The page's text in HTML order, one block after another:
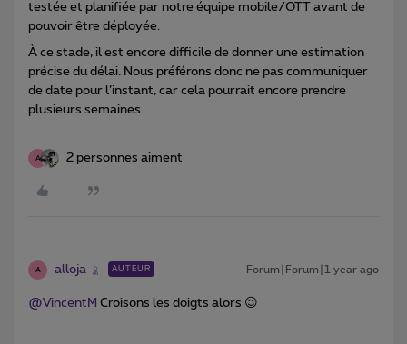
testée et planifiée par notre équipe mobile/OTT avant de
pouvoir être déployée.
À ce stade, il est encore difficile de donner une estimation
précise du délai. Nous préférons donc ne pas communiquer
de date pour l’instant, car cela pourrait encore prendre
plusieurs semaines.
A 2 personnes aiment
A alloja AUTEUR Forum|Forum|1 year ago
@VincentM Croisons les doigts alors 😉